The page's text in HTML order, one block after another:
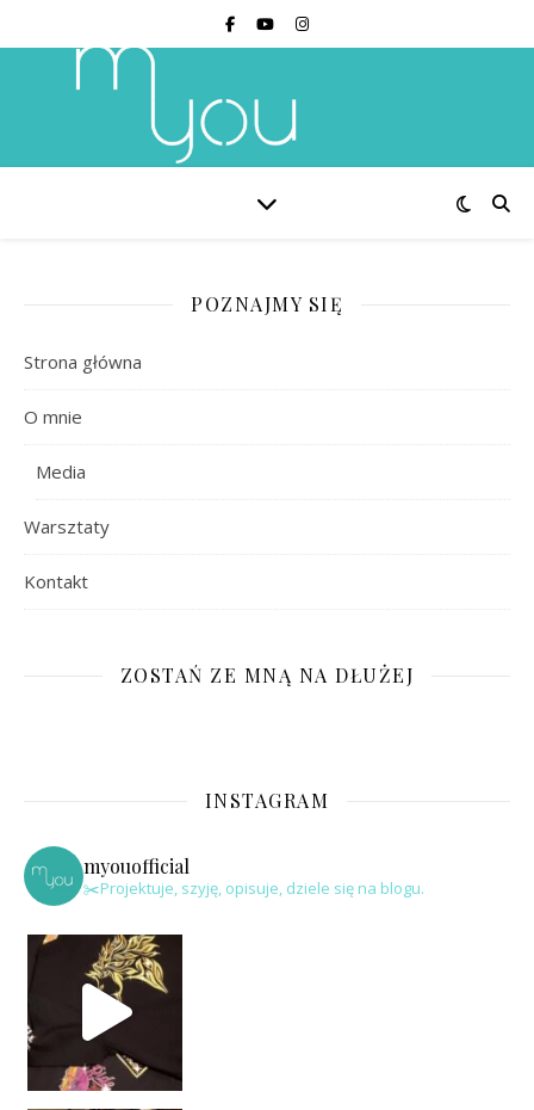
POZNAJMY SIĘ
Strona główna
O mnie
Media
Warsztaty
Kontakt
ZOSTAŃ ZE MNĄ NA DŁUŻEJ
INSTAGRAM
myouofficial
✂️Projektuje, szyję, opisuje, dziele się na blogu.